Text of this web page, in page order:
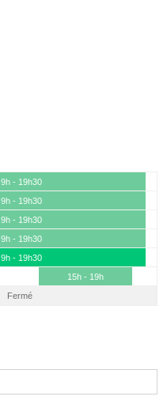
9h - 19h30
9h - 19h30
9h - 19h30
9h - 19h30
9h - 19h30
15h - 19h
Fermé